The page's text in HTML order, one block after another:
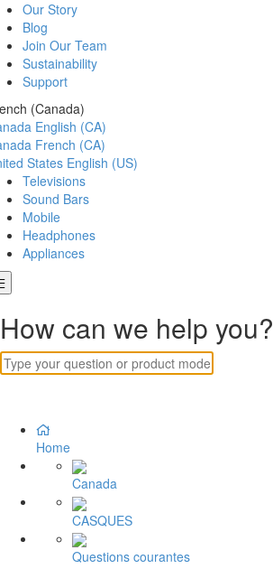
Our Story
Blog
Join Our Team
Sustainability
Support
(Canada)
English (CA)
French (CA)
States English (US)
Televisions
Sound Bars
Mobile
Headphones
Appliances
How can we help you?
Home
Canada
CASQUES
Questions courantes